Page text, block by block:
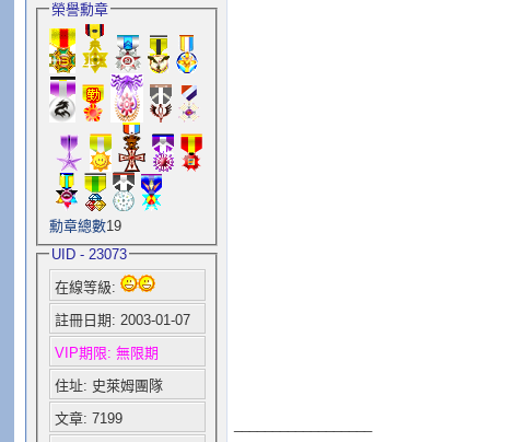
榮譽勳章
勳章總數19
UID - 23073
在線等級:
註冊日期: 2003-01-07
VIP期限: 無限期
住址: 史萊姆團隊
文章: 7199